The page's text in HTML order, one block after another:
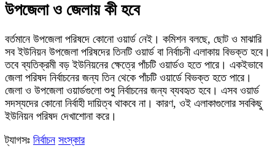
উপজেলা ও জেলায় কী হবে
বর্তমানে উপজেলা পরিষদে কোনো ওয়ার্ড নেই। কমিশন বলছে, ছোট ও মাঝারি
সব ইউনিয়ন উপজেলা পরিষদের তিনটি ওয়ার্ড বা নির্বাচনী এলাকায় বিভক্ত হবে।
তবে ব্যতিক্রমী বড় ইউনিয়নের ক্ষেত্রে পাঁচটি ওয়ার্ডও হতে পারে। একইভাবে
জেলা পরিষদ নির্বাচনের জন্য তিন থেকে পাঁচটি ওয়ার্ডে বিভক্ত হতে পারে।
জেলা ও উপজেলা ওয়ার্ডগুলো শুধু নির্বাচনের জন্য ব্যবহৃত হবে। এসব ওয়ার্ড
সদস্যদের কোনো নির্বাহী দায়িত্ব থাকবে না। কারণ, ওই এলাকাগুলোর সবকিছু
ইউনিয়ন পরিষদ দেখাশোনা করে।
ট্যাগসঃ নির্বাচন সংস্কার